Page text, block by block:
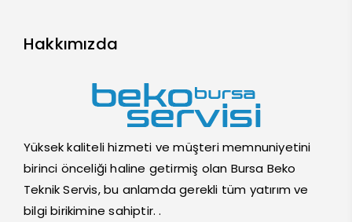
Hakkımızda
Yüksek kaliteli hizmeti ve müşteri memnuniyetini
birinci önceliği haline getirmiş olan Bursa Beko
Teknik Servis, bu anlamda gerekli tüm yatırım ve
bilgi birikimine sahiptir. .